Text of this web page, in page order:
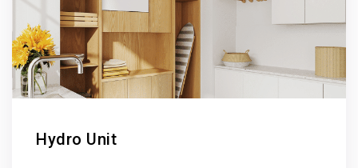
Hydro Unit